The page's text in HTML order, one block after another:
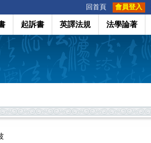
回首頁 會員登入
起訴書 英譯法規 法學論著